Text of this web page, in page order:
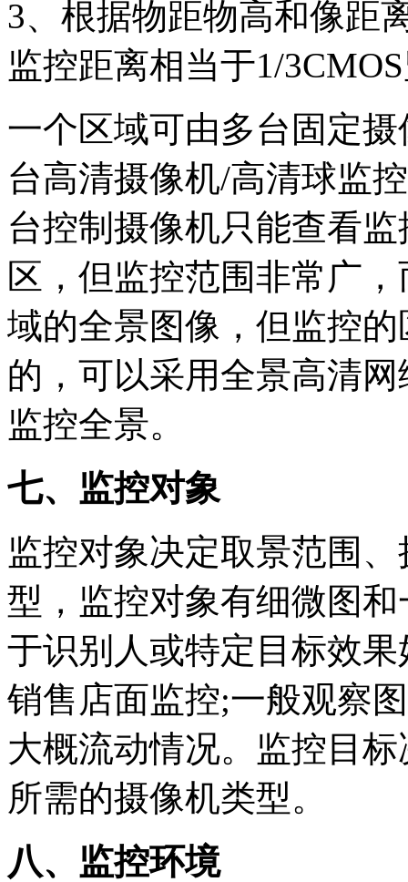
3、根据物距物高和像距
监控距离相当于1/
一个区域可由多台固定
台高清摄像机/高清球监
台控制摄像机只能查看
区，但监控范围非常广
域的全景图像，但监控
的，可以采用全景高清
监控全景。
七、监控对象
监控对象决定取景范围
型，监控对象有细微图
于识别人或特定目标效
销售店面监控;一般观察
大概流动情况。监控目
所需的摄像机类型。
八、监控环境